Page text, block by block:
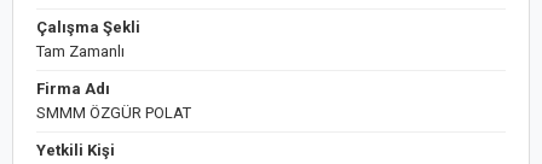
Çalışma Şekli
Tam Zamanlı
Firma Adı
SMMM ÖZGÜR POLAT
Yetkili Kişi